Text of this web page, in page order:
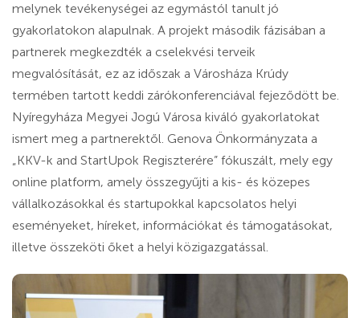
melynek tevékenységei az egymástól tanult jó
gyakorlatokon alapulnak. A projekt második fázisában a
partnerek megkezdték a cselekvési terveik
megvalósítását, ez az időszak a Városháza Krúdy
termében tartott keddi zárókonferenciával fejeződött be.
Nyíregyháza Megyei Jogú Városa kiváló gyakorlatokat
ismert meg a partnerektől. Genova Önkormányzata a
„KKV-k and StartUpok Regiszterére” fókuszált, mely egy
online platform, amely összegyűjti a kis- és közepes
vállalkozásokkal és startupokkal kapcsolatos helyi
eseményeket, híreket, információkat és támogatásokat,
illetve összeköti őket a helyi közigazgatással.